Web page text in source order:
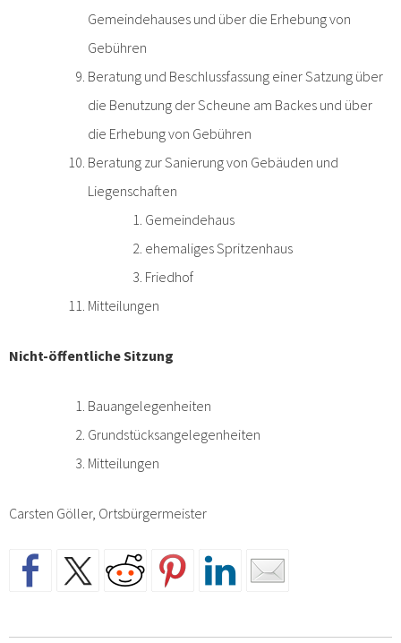
Gemeindehauses und über die Erhebung von
Gebühren
Beratung und Beschlussfassung einer Satzung über
die Benutzung der Scheune am Backes und über
die Erhebung von Gebühren
Beratung zur Sanierung von Gebäuden und
Liegenschaften
Gemeindehaus
ehemaliges Spritzenhaus
Friedhof
Mitteilungen
Nicht-öffentliche Sitzung
Bauangelegenheiten
Grundstücksangelegenheiten
Mitteilungen
Carsten Göller, Ortsbürgermeister